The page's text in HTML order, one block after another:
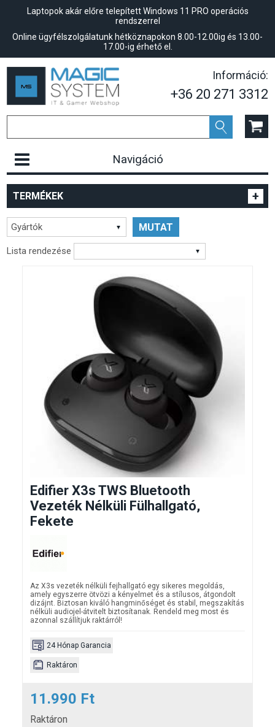
Laptopok akár előre telepített Windows 11 PRO operációs
rendszerrel
Online ügyfélszolgálatunk hétköznapokon 8.00-12.00ig és 13.00-
17.00-ig érhető el.
Információ:
+36 20 271 3312
Navigáció
TERMÉKEK +
Gyártók
Lista rendezése
Edifier X3s TWS Bluetooth
Vezeték Nélküli Fülhallgató,
Fekete
Az X3s vezeték nélküli fejhallgató egy sikeres megoldás,
amely egyszerre ötvözi a kényelmet és a stílusos, átgondolt
dizájnt. Biztosan kiváló hangminőséget és stabil, megszakítás
nélküli audiojel-átvitelt biztosítanak. Rendeld meg most és
azonnal szállítjuk raktárról!
24 Hónap Garancia
Raktáron
11.990 Ft
Raktáron